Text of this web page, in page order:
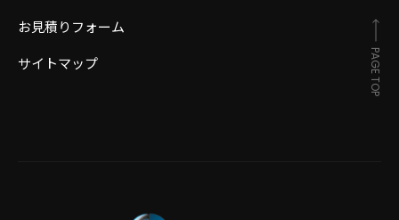
お見積りフォーム
サイトマップ
PAGE TOP